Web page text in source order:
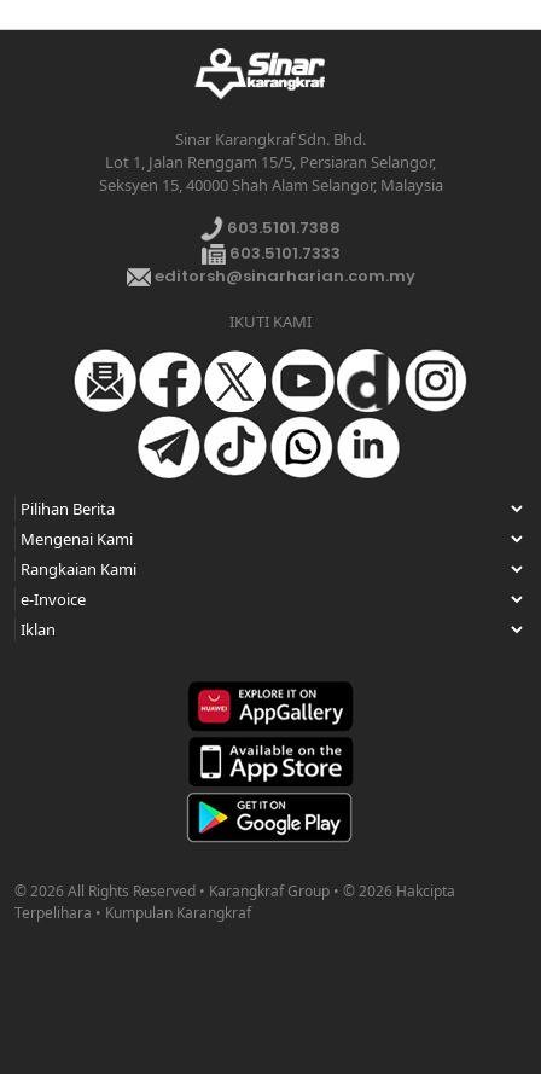
Sinar Karangkraf Sdn. Bhd.
Lot 1, Jalan Renggam 15/5, Persiaran Selangor,
Seksyen 15, 40000 Shah Alam Selangor, Malaysia
603.5101.7388
603.5101.7333
editorsh@sinarharian.com.my
IKUTI KAMI
© 2026 All Rights Reserved • Karangkraf Group • © 2026 Hakcipta
Terpelihara • Kumpulan Karangkraf